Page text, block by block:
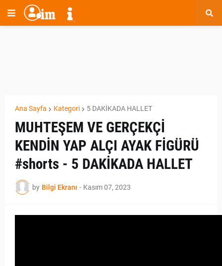
Ana Sayfa Kategori 5 DAKİKADA HALLET
MUHTEŞEM VE GERÇEKÇİ
KENDİN YAP ALÇI AYAK FİGÜRÜ
#shorts - 5 DAKİKADA HALLET
by Bilgi Ekranı - Kasım 07, 2023